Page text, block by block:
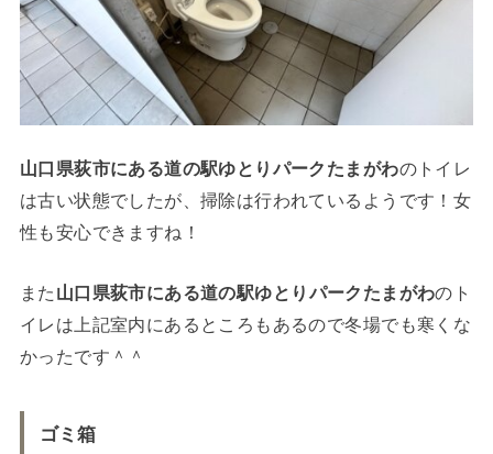
山口県荻市にある道の駅ゆとりパークたまがわのトイレ
は古い状態でしたが、掃除は行われているようです！女
性も安心できますね！
また 山口県荻市にある道の駅ゆとりパークたまがわのト
イレは上記室内にあるところもあるので冬場でも寒くな
かったです＾＾
ゴミ箱